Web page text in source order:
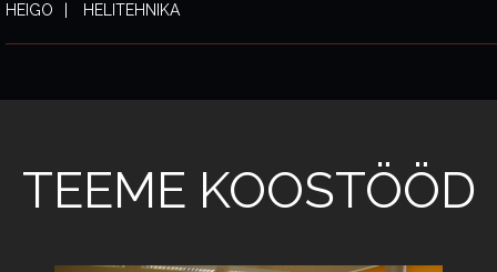
HEIGO HELITEHNIKA
TEEME KOOSTÖÖD